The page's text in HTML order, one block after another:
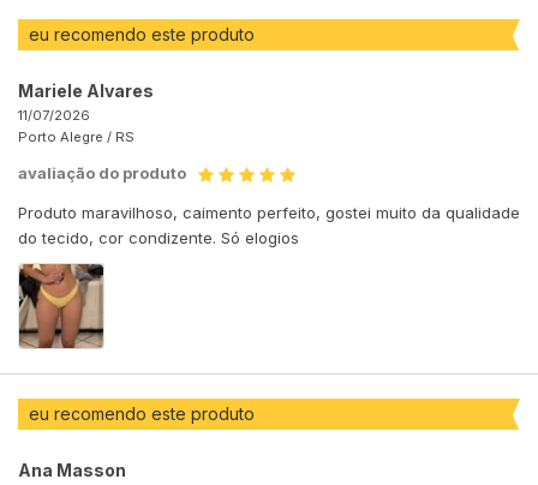
eu recomendo este produto
Mariele Alvares
11/07/2026
Porto Alegre / RS
avaliação do produto
Produto maravilhoso, caimento perfeito, gostei muito da qualidade
do tecido, cor condizente. Só elogios
eu recomendo este produto
Ana Masson